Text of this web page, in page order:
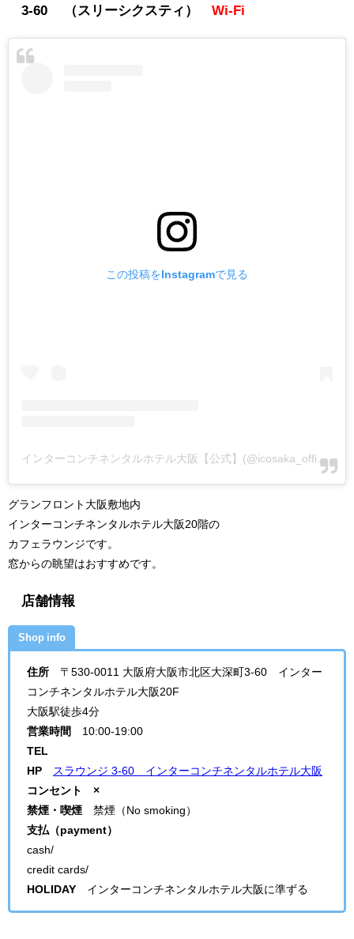
3-60 （スリーシクスティ） Wi-Fi
この投稿をInstagramで見る
インターコンチネンタルホテル大阪【公式】(@icosaka_official)がシェアした投稿
グランフロント大阪敷地内
インターコンチネンタルホテル大阪20階の
カフェラウンジです。
窓からの眺望はおすすめです。
店舗情報
Shop info
住所 〒530-0011 大阪府大阪市北区大深町3-60 インター
コンチネンタルホテル大阪20F
大阪駅徒歩4分
営業時間
10:00-19:00
TEL
HP
スラウンジ 3-60 インターコンチネンタルホテル大阪
コンセント ×
禁煙・喫煙 禁煙（No smoking）
支払（payment）
cash/
credit cards/
HOLIDAY インターコンチネンタルホテル大阪に準ずる